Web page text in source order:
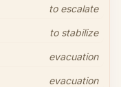
to escalate
to stabilize
evacuation
evacuation